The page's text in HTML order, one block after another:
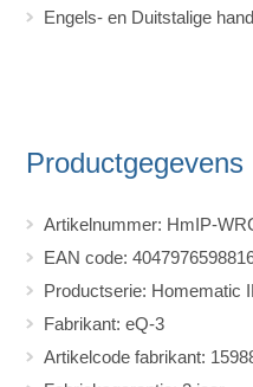
Engels- en Duitstalige
Productgegevens
Artikelnummer: HmIP-
EAN code:
Productserie: Homematic
Fabrikant: eQ-3
Artikelcode fabrikant: